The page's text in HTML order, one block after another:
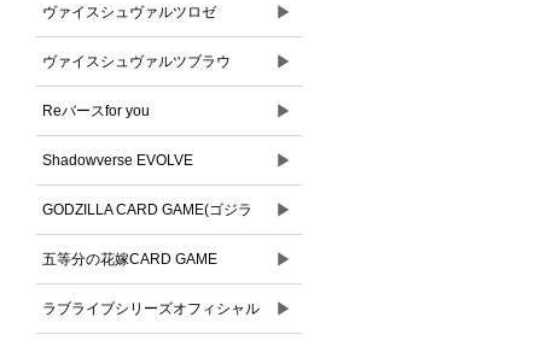
ヴァイスシュヴァルツロゼ ▶
ヴァイスシュヴァルツブラウ ▶
Reバースfor you ▶
Shadowverse EVOLVE ▶
GODZILLA CARD GAME(ゴジラ
カードゲーム)
▶
五等分の花嫁CARD GAME ▶
ラブライブシリーズオフィシャル ▶